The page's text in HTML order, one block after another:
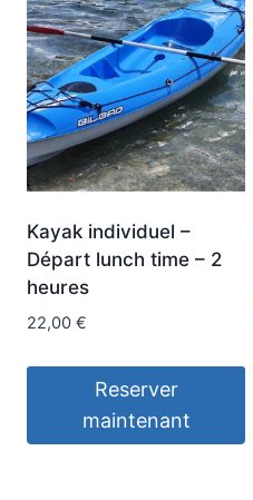
Kayak individuel –
Départ lunch time – 2
heures
22,00 €
Reserver
maintenant